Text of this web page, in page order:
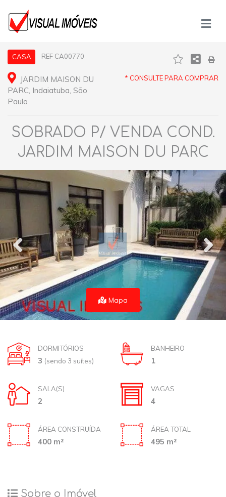
CASA REF CA00770
JARDIM MAISON DU
PARC, Indaiatuba, São
Paulo
* CONSULTE PARA COMPRAR
SOBRADO P/ VENDA COND.
JARDIM MAISON DU PARC
Mapa
DORMITÓRIOS
3 (sendo 3 suítes)
BANHEIRO
1
SALA(S)
2
VAGAS
4
ÁREA CONSTRUÍDA
400 m²
ÁREA TOTAL
495 m²
Sobre o Imóvel